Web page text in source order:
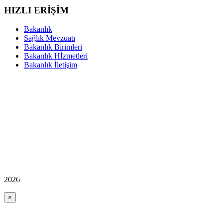
HIZLI ERİŞİM
Bakanlık
Sağlık Mevzuatı
Bakanlık Birimleri
Bakanlık Hİzmetleri
Bakanlık İletişim
2026
×